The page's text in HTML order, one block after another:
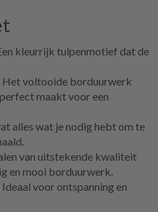
kleurrijk tulpenmotief dat de
Het voltooide borduurwerk
maakt voor een
alles wat je nodig hebt om te
van uitstekende kwaliteit
en mooi borduurwerk.
Ideaal voor ontspanning en